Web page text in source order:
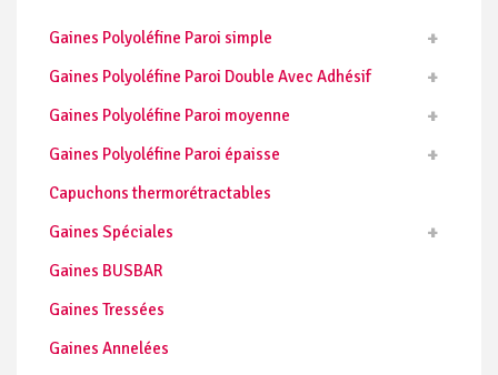
Gaines Polyoléfine Paroi simple
Gaines Polyoléfine Paroi Double Avec Adhésif
Gaines Polyoléfine Paroi moyenne
Gaines Polyoléfine Paroi épaisse
Capuchons thermorétractables
Gaines Spéciales
Gaines BUSBAR
Gaines Tressées
Gaines Annelées